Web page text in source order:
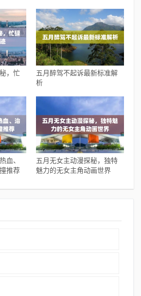
，忙
五月醉驾不起诉最新标准解
析
血、
推荐
五月无女主动漫探秘，独特
魅力的无女主角动画世界